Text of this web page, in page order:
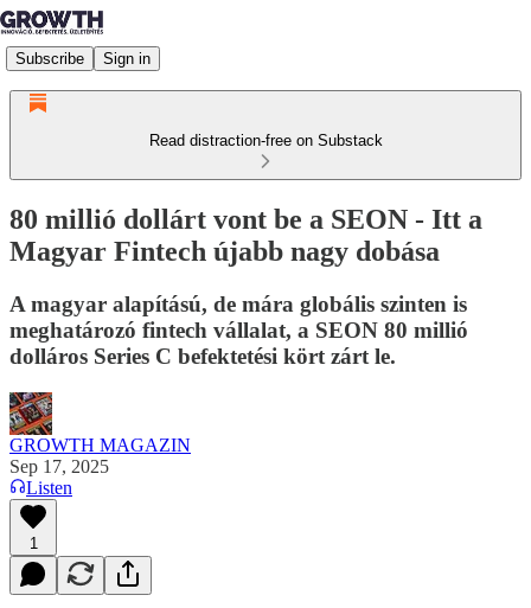
Subscribe Sign in
Read distraction-free on Substack
80 millió dollárt vont be a SEON - Itt a
Magyar Fintech újabb nagy dobása
A magyar alapítású, de mára globális szinten is
meghatározó fintech vállalat, a SEON 80 millió
dolláros Series C befektetési kört zárt le.
GROWTH MAGAZIN
Sep 17, 2025
Listen
1